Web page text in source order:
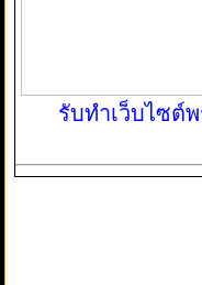
รับทำเว็บไซต์